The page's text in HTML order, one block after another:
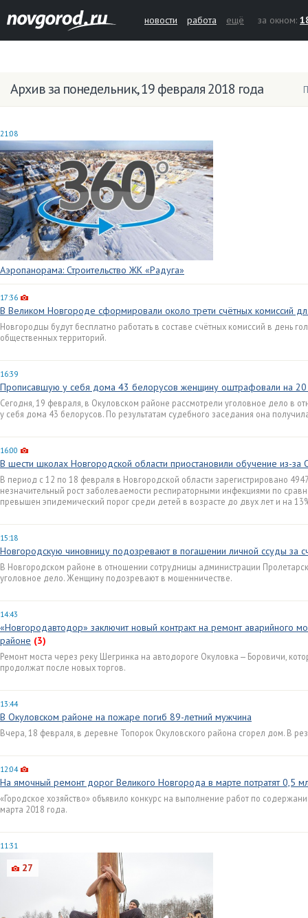
новости работа ещё за окном:
Архив за понедельник, 19 февраля 2018 года
21:08
Аэропанорама: Строительство ЖК «Радуга»
17:36
В Великом Новгороде сформировали около трети счётных комиссий
Новгородцы будут бесплатно работать в составе счётных комиссий в день
общественных территорий.
16:39
Прописавшую у себя дома 43 белорусов женщину оштрафовали на 20
Сегодня, 19 февраля, в Окуловском районе рассмотрели уголовное дело в
у себя дома 43 белорусов. По результатам судебного заседания она
16:00
В шести школах Новгородской области приостановили обучение из-за
В период с 12 по 18 февраля в Новгородской области зарегистрировано
незначительный рост заболеваемости респираторными инфекциями по
превышен эпидемический порог среди детей в возрасте до двух лет и на
15:18
Новгородскую чиновницу подозревают в погашении личной ссуды за
В Новгородском районе в отношении сотрудницы администрации
уголовное дело. Женщину подозревают в мошенничестве.
14:43
«Новгородавтодор» заключит новый контракт на ремонт аварийного
районе (3)
Ремонт моста через реку Шегринка на автодороге Окуловка — Боровичи,
продолжат после новых торгов.
13:44
В Окуловском районе на пожаре погиб 89-летний мужчина
Вчера, 18 февраля, в деревне Топорок Окуловского района сгорел дом. В
12:04
На ямочный ремонт дорог Великого Новгорода в марте потратят 0,5
«Городское хозяйство» объявило конкурс на выполнение работ по
марта 2018 года.
11:31
27